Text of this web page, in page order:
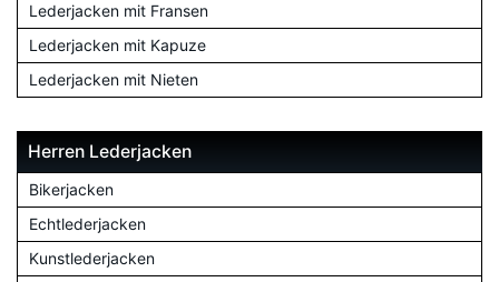
Lederjacken mit Fransen
Lederjacken mit Kapuze
Lederjacken mit Nieten
Herren Lederjacken
Bikerjacken
Echtlederjacken
Kunstlederjacken